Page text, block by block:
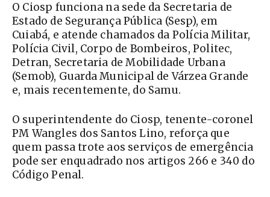
O Ciosp funciona na sede da Secretaria de
Estado de Segurança Pública (Sesp), em
Cuiabá, e atende chamados da Polícia Militar,
Polícia Civil, Corpo de Bombeiros, Politec,
Detran, Secretaria de Mobilidade Urbana
(Semob), Guarda Municipal de Várzea Grande
e, mais recentemente, do Samu.
O superintendente do Ciosp, tenente-coronel
PM Wangles dos Santos Lino, reforça que
quem passa trote aos serviços de emergência
pode ser enquadrado nos artigos 266 e 340 do
Código Penal.